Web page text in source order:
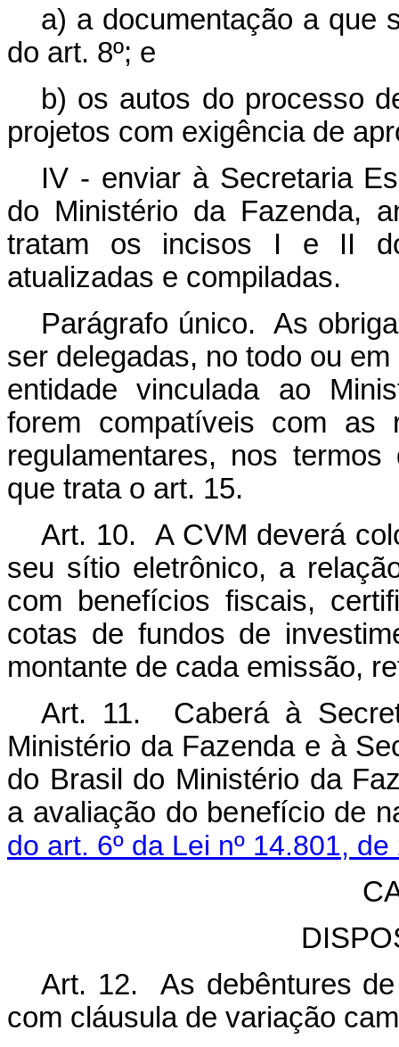
a) a documentação a que
do art. 8º; e
b) os autos do processo
projetos com exigência de
IV - enviar à Secretaria
do Ministério da Fazenda,
tratam os incisos I e II
atualizadas e compiladas.
Parágrafo único. As
ser delegadas, no todo ou
entidade vinculada ao
forem compatíveis com as
regulamentares, nos
que trata o art. 15.
Art. 10. A CVM deverá
seu sítio eletrônico, a
com benefícios fiscais,
cotas de fundos de
montante de cada emissão,
Art. 11. Caberá à
Ministério da Fazenda e à
do Brasil do Ministério da
a avaliação do benefício de
do art. 6º da Lei nº 14.801, de
Art. 12. As debêntures
com cláusula de variação